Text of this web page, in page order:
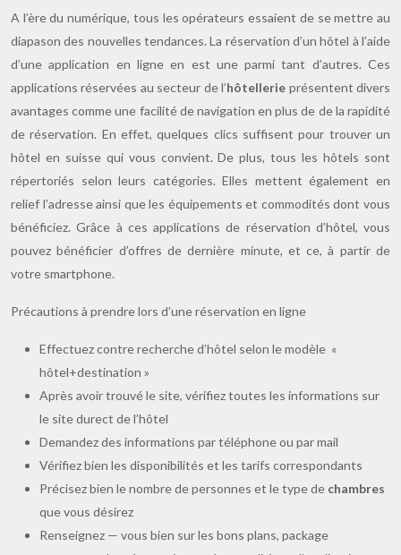
A l’ère du numérique, tous les opérateurs essaient de se mettre au
diapason des nouvelles tendances. La réservation d’un hôtel à l’aide
d’une application en ligne en est une parmi tant d’autres. Ces
applications réservées au secteur de l’hôtellerie présentent divers
avantages comme une facilité de navigation en plus de de la rapidité
de réservation. En effet, quelques clics suffisent pour trouver un
hôtel en suisse qui vous convient. De plus, tous les hôtels sont
répertoriés selon leurs catégories. Elles mettent également en
relief l’adresse ainsi que les équipements et commodités dont vous
bénéficiez. Grâce à ces applications de réservation d’hôtel, vous
pouvez bénéficier d’offres de dernière minute, et ce, à partir de
votre smartphone.
Précautions à prendre lors d’une réservation en ligne
Effectuez contre recherche d’hôtel selon le modèle «
hôtel+destination »
Après avoir trouvé le site, vérifiez toutes les informations sur
le site durect de l’hôtel
Demandez des informations par téléphone ou par mail
Vérifiez bien les disponibilités et les tarifs correspondants
Précisez bien le nombre de personnes et le type de chambres
que vous désirez
Renseignez — vous bien sur les bons plans, package